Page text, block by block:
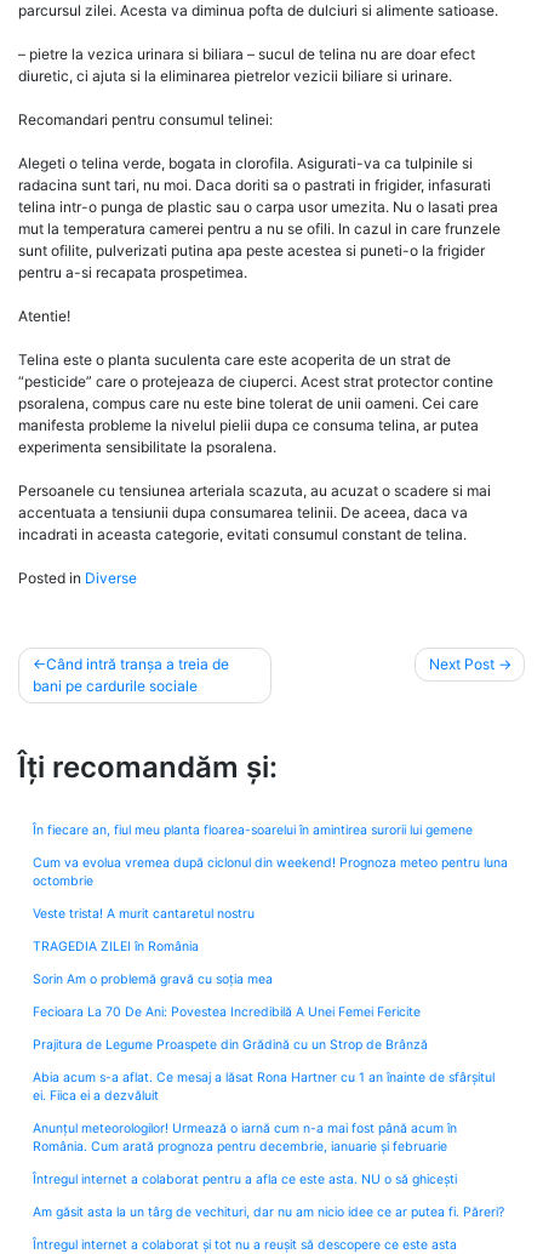
parcursul zilei. Acesta va diminua pofta de dulciuri si alimente satioase.
– pietre la vezica urinara si biliara – sucul de telina nu are doar efect
diuretic, ci ajuta si la eliminarea pietrelor vezicii biliare si urinare.
Recomandari pentru consumul telinei:
Alegeti o telina verde, bogata in clorofila. Asigurati-va ca tulpinile si
radacina sunt tari, nu moi. Daca doriti sa o pastrati in frigider, infasurati
telina intr-o punga de plastic sau o carpa usor umezita. Nu o lasati prea
mut la temperatura camerei pentru a nu se ofili. In cazul in care frunzele
sunt ofilite, pulverizati putina apa peste acestea si puneti-o la frigider
pentru a-si recapata prospetimea.
Atentie!
Telina este o planta suculenta care este acoperita de un strat de
“pesticide” care o protejeaza de ciuperci. Acest strat protector contine
psoralena, compus care nu este bine tolerat de unii oameni. Cei care
manifesta probleme la nivelul pielii dupa ce consuma telina, ar putea
experimenta sensibilitate la psoralena.
Persoanele cu tensiunea arteriala scazuta, au acuzat o scadere si mai
accentuata a tensiunii dupa consumarea telinii. De aceea, daca va
incadrati in aceasta categorie, evitati consumul constant de telina.
Posted in Diverse
Post
navigation
Când intră tranșa a treia de
bani pe cardurile sociale
Next Post
Îți recomandăm și:
În fiecare an, fiul meu planta floarea-soarelui în amintirea surorii lui gemene
Cum va evolua vremea după ciclonul din weekend! Prognoza meteo pentru luna
octombrie
Veste trista! A murit cantaretul nostru
TRAGEDIA ZILEI în România
Sorin Am o problemă gravă cu soția mea
Fecioara La 70 De Ani: Povestea Incredibilă A Unei Femei Fericite
Prajitura de Legume Proaspete din Grădină cu un Strop de Brânză
Abia acum s-a aflat. Ce mesaj a lăsat Rona Hartner cu 1 an înainte de sfârșitul
ei. Fiica ei a dezvăluit
Anunțul meteorologilor! Urmează o iarnă cum n-a mai fost până acum în
România. Cum arată prognoza pentru decembrie, ianuarie și februarie
Întregul internet a colaborat pentru a afla ce este asta. NU o să ghicești
Am găsit asta la un târg de vechituri, dar nu am nicio idee ce ar putea fi. Păreri?
Întregul internet a colaborat și tot nu a reușit să descopere ce este asta